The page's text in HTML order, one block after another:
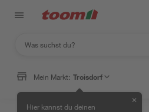
Mein Markt: Troisdorf
Hier kannst du deinen
✕